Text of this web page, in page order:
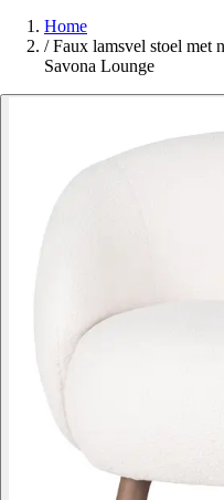
Home
/ Faux lamsvel stoel met
Savona Lounge